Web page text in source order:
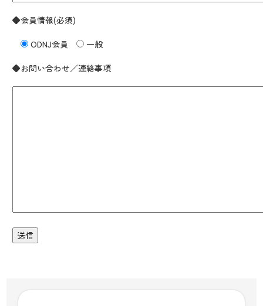
◆会員情報(必須)
ODNJ会員 一般
◆お問い合わせ／連絡事項